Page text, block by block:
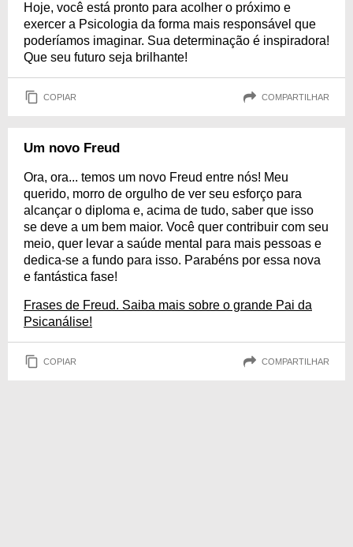
Hoje, você está pronto para acolher o próximo e
exercer a Psicologia da forma mais responsável que
poderíamos imaginar. Sua determinação é inspiradora!
Que seu futuro seja brilhante!
COPIAR COMPARTILHAR
Um novo Freud
Ora, ora... temos um novo Freud entre nós! Meu
querido, morro de orgulho de ver seu esforço para
alcançar o diploma e, acima de tudo, saber que isso
se deve a um bem maior. Você quer contribuir com seu
meio, quer levar a saúde mental para mais pessoas e
dedica-se a fundo para isso. Parabéns por essa nova
e fantástica fase!
Frases de Freud. Saiba mais sobre o grande Pai da
Psicanálise!
COPIAR COMPARTILHAR